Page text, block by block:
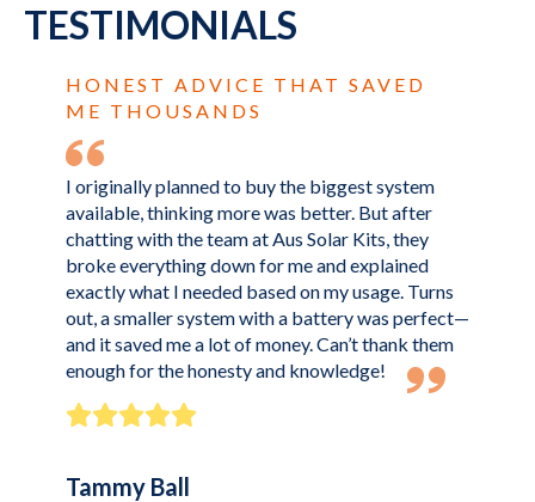
TESTIMONIALS
HONEST ADVICE THAT SAVED
ME THOUSANDS
I originally planned to buy the biggest system
available, thinking more was better. But after
chatting with the team at Aus Solar Kits, they
broke everything down for me and explained
exactly what I needed based on my usage. Turns
out, a smaller system with a battery was perfect—
and it saved me a lot of money. Can’t thank them
enough for the honesty and knowledge!
Tammy Ball